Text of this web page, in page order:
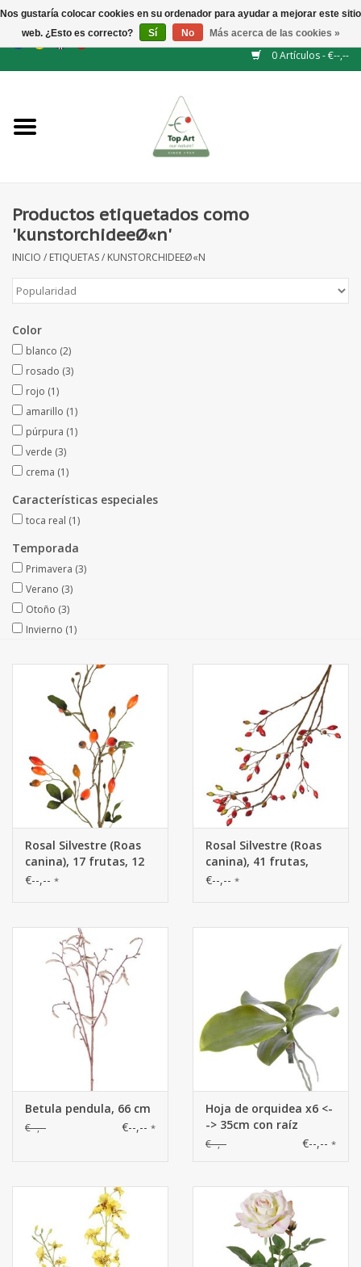
GBP/CHF /BGN/
0 Artículos - €--,--
NUEVO
Flores artificiales
plantas artificiales
Rama de hojas / bayas
Fruta artificial
decoración
Coronas de flores
Productos etiquetados como
'kunstorchideeØ«n'
INICIO / ETIQUETAS/ KUNSTORCHIDEEØ«N
Color
blanco (2)
rosado (3)
rojo (1)
amarillo (1)
púrpura (1)
verde (3)
crema (1)
Características especiales
toca real (1)
Temporada
Primavera (3)
Verano (3)
Otoño (3)
Invierno (1)
Rosal Silvestre (Roas
canina), 17 frutas, 12
hojas, 78 cm
€--,-- *
Rosal Silvestre (Roas
canina), 41 frutas,
109cm
€--,-- *
Betula pendula, 66 cm
€--,-- €--,-- *
Hoja de orquidea x6 <-
-> 35cm con raíz
€--,-- €--,-- *
Nos gustaría colocar cookies en su ordenador para ayudar a mejorar este sitio
web. ¿Esto es correcto?
Sí No Más acerca de las cookies »